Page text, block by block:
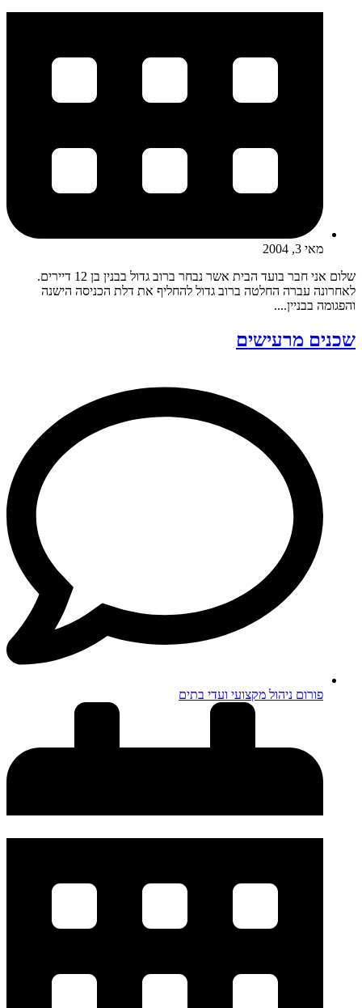
מאי 3, 2004
שלום אני חבר בועד הבית אשר נבחר ברוב גדול בבנין בן 12 דיירים.
לאחרונה עברה החלטה ברוב גדול להחליף את דלת הכניסה הישנה
והפגומה בבניין....
שכנים מרעישים
פורום ניהול מקצועי ועדי בתים